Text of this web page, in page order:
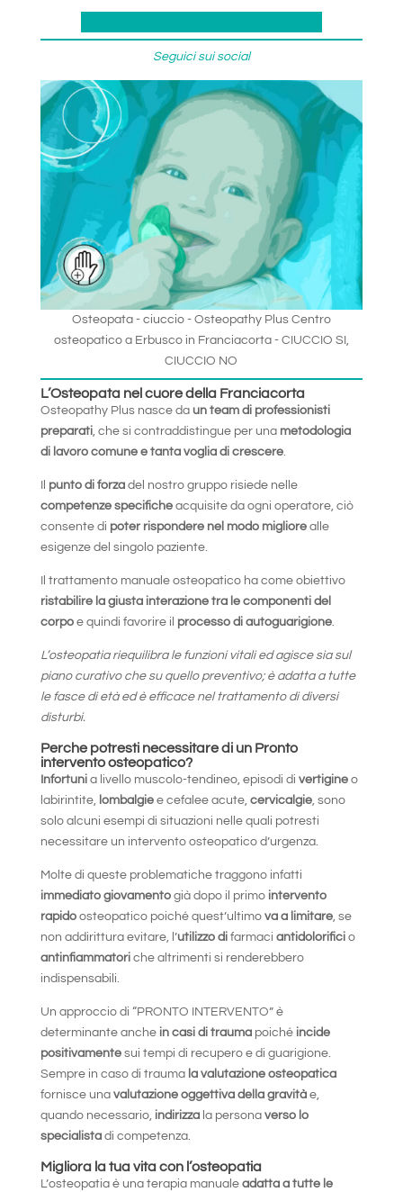
Seguici sui social
Osteopata - ciuccio - Osteopathy Plus Centro
osteopatico a Erbusco in Franciacorta - CIUCCIO SI,
CIUCCIO NO
L’Osteopata nel cuore della Franciacorta
Osteopathy Plus nasce da un team di professionisti
preparati, che si contraddistingue per una metodologia
di lavoro comune e tanta voglia di crescere.
punto di forzadel nostro gruppo risiede nelle
competenze specificheacquisite da ogni operatore, ciò
consente di poter rispondere nel modo migliorealle
esigenze del singolo paziente.
Il trattamento manuale osteopatico ha come obiettivo
ristabilire la giusta interazione tra le componenti del
corpoe quindi favorire il processo di autoguarigione.
L’osteopatia riequilibra le funzioni vitali ed agisce sia sul
piano curativo che su quello preventivo; è adatta a tutte
le fasce di età ed è efficace nel trattamento di diversi
disturbi.
Perche potresti necessitare di un Pronto
intervento osteopatico?
Infortunia livello muscolo-tendineo, episodi di vertigineo
labirintite, lombalgiee cefalee acute, cervicalgie, sono
solo alcuni esempi di situazioni nelle quali potresti
necessitare un intervento osteopatico d’urgenza.
Molte di queste problematiche traggono infatti
immediato giovamentogià dopo il primo intervento
rapidoosteopatico poiché quest’ultimo va a limitare, se
non addirittura evitare, l’utilizzo difarmaci antidolorificio
antinfiammatoriche altrimenti si renderebbero
indispensabili.
Un approccio di “PRONTO INTERVENTO” è
determinante anche in casi di traumapoiché incide
positivamentesui tempi di recupero e di guarigione.
Sempre in caso di trauma la valutazione osteopatica
fornisce una valutazione oggettiva della gravitàe,
quando necessario, indirizzala persona verso lo
specialistadi competenza.
Migliora la tua vita con l’osteopatia
L’osteopatia è una terapia manuale adatta a tutte le